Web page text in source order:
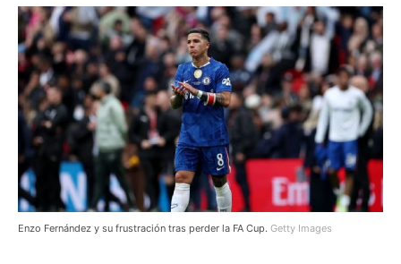
Enzo Fernández y su frustración tras perder la FA Cup. Getty Images